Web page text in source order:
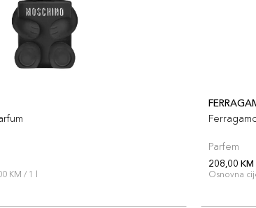
KM / 1 l
Parfem
208,00
Osnovna